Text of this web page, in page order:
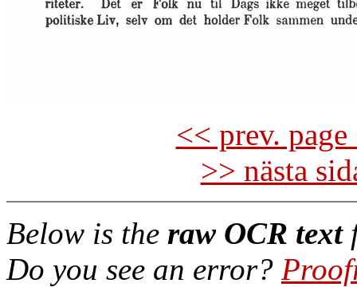
<< prev.
>> nästa
Below is the raw OCR text
Do you see an error?